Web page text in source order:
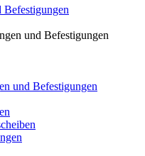
und Befestigungen
und Befestigungen